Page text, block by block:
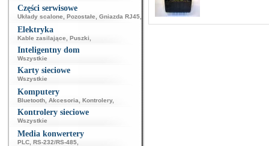
Części serwisowe
Układy scalone Pozostałe Gniazda RJ45
Elektryka
Kable zasilające Puszki
Inteligentny dom
Wszystkie
Karty sieciowe
Wszystkie
Komputery
Bluetooth Akcesoria Kontrolery,
Kontrolery sieciowe
Wszystkie
Media konwertery
PLC RS-232/RS-485